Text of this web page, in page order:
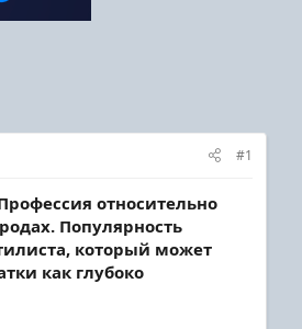
#1
относительно
Популярность
который может
как глубоко